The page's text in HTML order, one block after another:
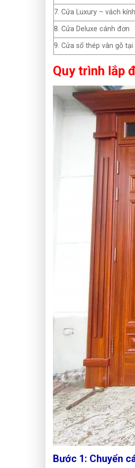
7. Cửa Luxury – vách
8. Cửa Deluxe cánh đơn
9. Cửa sổ thép vân gỗ tại
Quy trình lắp
Bước 1: Chuyển